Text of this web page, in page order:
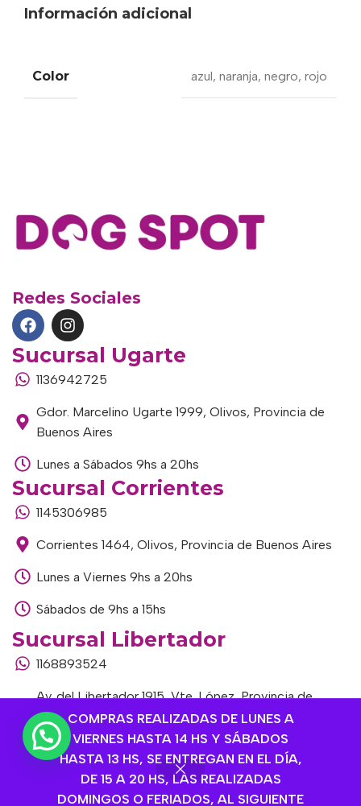
COMPRAS REALIZADAS DE LUNES A
VIERNES HASTA 14 HS Y SÁBADOS
HASTA 13 HS, SE ENTREGAN EN EL DÍA,
DE 15 A 20 HS, LAS REALIZADAS
DOMINGOS O FERIADOS, AL SIGUIENTE
Información adicional
Color azul, naranja, negro, rojo
Redes Sociales
Sucursal Ugarte
1136942725
Gdor. Marcelino Ugarte 1999, Olivos, Provincia de
Buenos Aires
Lunes a Sábados 9hs a 20hs
Sucursal Corrientes
1145306985
Corrientes 1464, Olivos, Provincia de Buenos Aires
Lunes a Viernes 9hs a 20hs
Sábados de 9hs a 15hs
Sucursal Libertador
1168893524
Av. del Libertador 1915, Vte. López, Provincia de
Buenos Aires
Lunes a Viernes de 9hs a 13hs / 16hs a 20hs
Sábados de 9hs a 15hs